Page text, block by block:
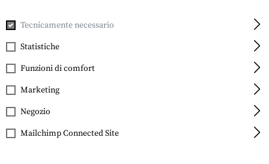
Gerber
Prodigy Serrated Knife
Tecnicamente necessario
Statistiche
Funzioni di comfort
Marketing
Negozio
Mailchimp Connected Site